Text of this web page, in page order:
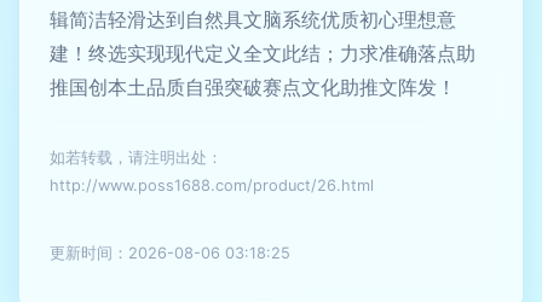
辑简洁轻滑达到自然具文脑系统优质初心理想意
建！终选实现现代定义全文此结；力求准确落点助
推国创本土品质自强突破赛点文化助推文阵发！
如若转载，请注明出处：
http://www.poss1688.com/product/26.html
更新时间：2026-08-06 03:18:25